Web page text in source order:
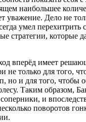
наибольшее
уважение. Дело не
умел перехитрить
стратегии, которые
вперёд имеет
не только для того,
но и для того, чтобы
Таким образом,
и
поворотов